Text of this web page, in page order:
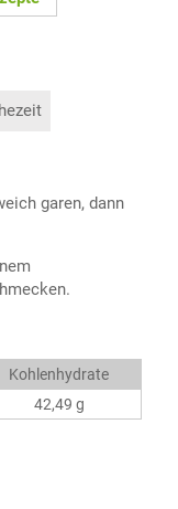
garen, dann
Kohlenhydrate
42,49 g